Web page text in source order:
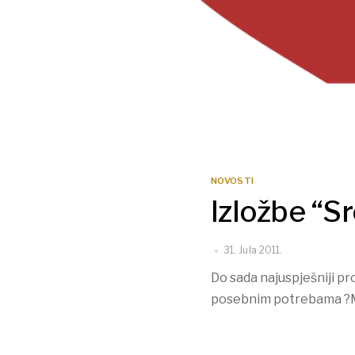
NOVOSTI
Izložbe
31. Jula 2011.
Do sada najuspješniji
posebnim potrebama